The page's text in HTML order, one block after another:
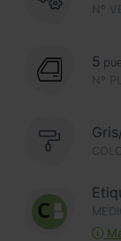
Nº
Nº
5